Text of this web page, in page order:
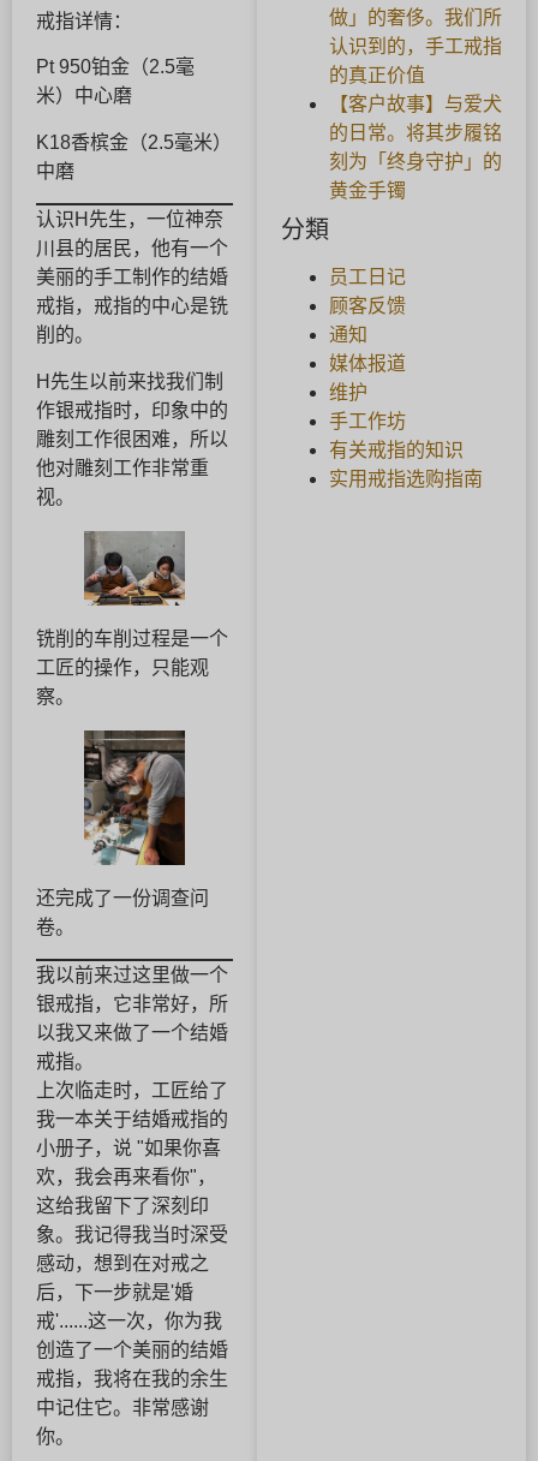
戒指详情：
Pt 950铂金（2.5毫
米）中心磨
K18香槟金（2.5毫米）
中磨
认识H先生，一位神奈
川县的居民，他有一个
美丽的手工制作的结婚
戒指，戒指的中心是铣
削的。
H先生以前来找我们制
作银戒指时，印象中的
雕刻工作很困难，所以
他对雕刻工作非常重
视。
铣削的车削过程是一个
工匠的操作，只能观
察。
还完成了一份调查问
卷。
我以前来过这里做一个
银戒指，它非常好，所
以我又来做了一个结婚
戒指。
上次临走时，工匠给了
我一本关于结婚戒指的
小册子，说 "如果你喜
欢，我会再来看你"，
这给我留下了深刻印
象。我记得我当时深受
感动，想到在对戒之
后，下一步就是'婚
戒'......这一次，你为我
创造了一个美丽的结婚
戒指，我将在我的余生
中记住它。非常感谢
你。
做」的奢侈。我们所
认识到的，手工戒指
的真正价值
【客户故事】与爱犬
的日常。将其步履铭
刻为「终身守护」的
黄金手镯
分類
员工日记
顾客反馈
通知
媒体报道
维护
手工作坊
有关戒指的知识
实用戒指选购指南